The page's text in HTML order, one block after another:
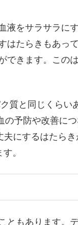
をサラサラに
はたらきもあっ
できます。この
質と同じくらい
予防や改善に
にするはたら
。
ともあります。